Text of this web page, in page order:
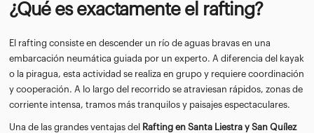
¿Qué es exactamente el rafting?
El rafting consiste en descender un río de aguas bravas en una
embarcación neumática guiada por un experto. A diferencia del kayak
o la piragua, esta actividad se realiza en grupo y requiere coordinación
y cooperación. A lo largo del recorrido se atraviesan rápidos, zonas de
corriente intensa, tramos más tranquilos y paisajes espectaculares.
Una de las grandes ventajas del
Rafting en Santa Liestra y San Quílez